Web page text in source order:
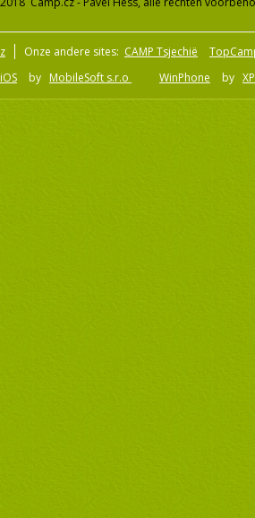
Onze andere sites: CAMP Tsjechië
iOS by MobileSoft s.r.o WinPhone by